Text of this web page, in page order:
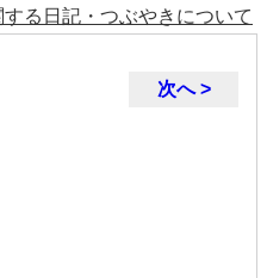
る日記・つぶやきについて
次へ >